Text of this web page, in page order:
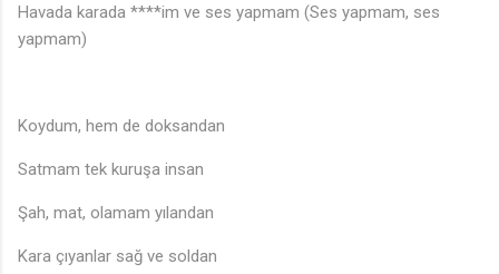
Havada karada ****im ve ses yapmam (Ses yapmam, ses
yapmam)
Koydum, hem de doksandan
Satmam tek kuruşa insan
Şah, mat, olamam yılandan
Kara çıyanlar sağ ve soldan